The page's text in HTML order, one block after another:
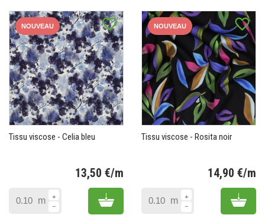
favorite_border
NOUVEAU
Tissu viscose - Celia bleu
13,50 €/m
m Add to cart
favorite_border
NOUVEAU
Tissu viscose - Rosita noir
14,90 €/m
m Add